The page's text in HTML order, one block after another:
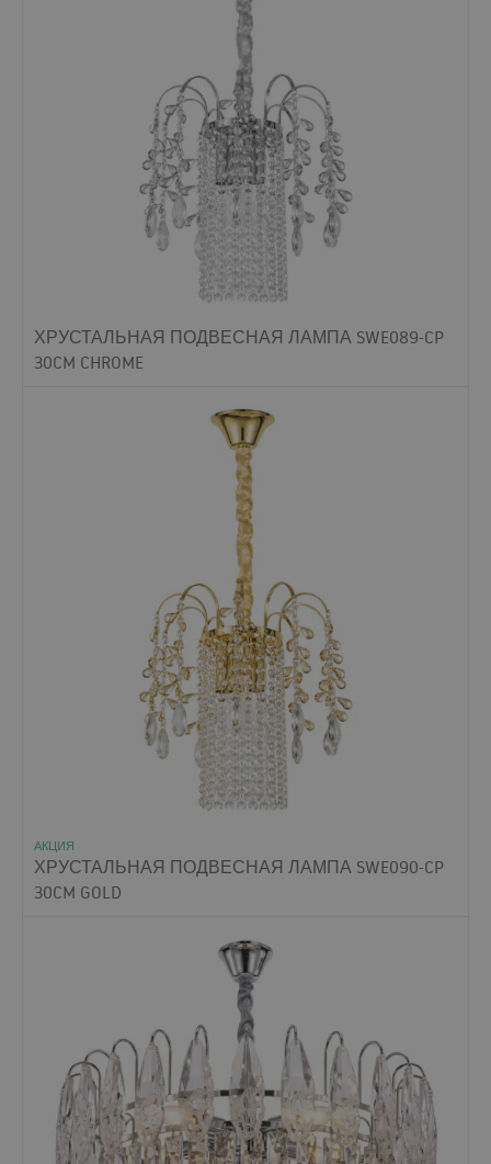
ХРУСТАЛЬНАЯ ПОДВЕСНАЯ ЛАМПА SWE089-CP
30CM CHROME
АКЦИЯ
ХРУСТАЛЬНАЯ ПОДВЕСНАЯ ЛАМПА SWE090-CP
30CM GOLD